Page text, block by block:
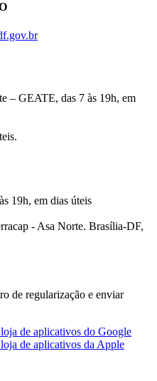
– GEATE, das 7 às 19h, em
19h, em dias úteis
- Asa Norte. Brasília-DF,
de regularização e enviar